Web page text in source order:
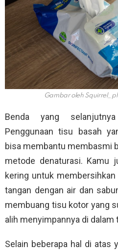
Gambar oleh
Benda yang
Penggunaan tisu basah
bisa membantu membasmi
metode denaturasi. Kamu
kering untuk
tangan dengan air dan
membuang tisu kotor yang
alih menyimpannya di dalam
Selain beberapa hal di atas